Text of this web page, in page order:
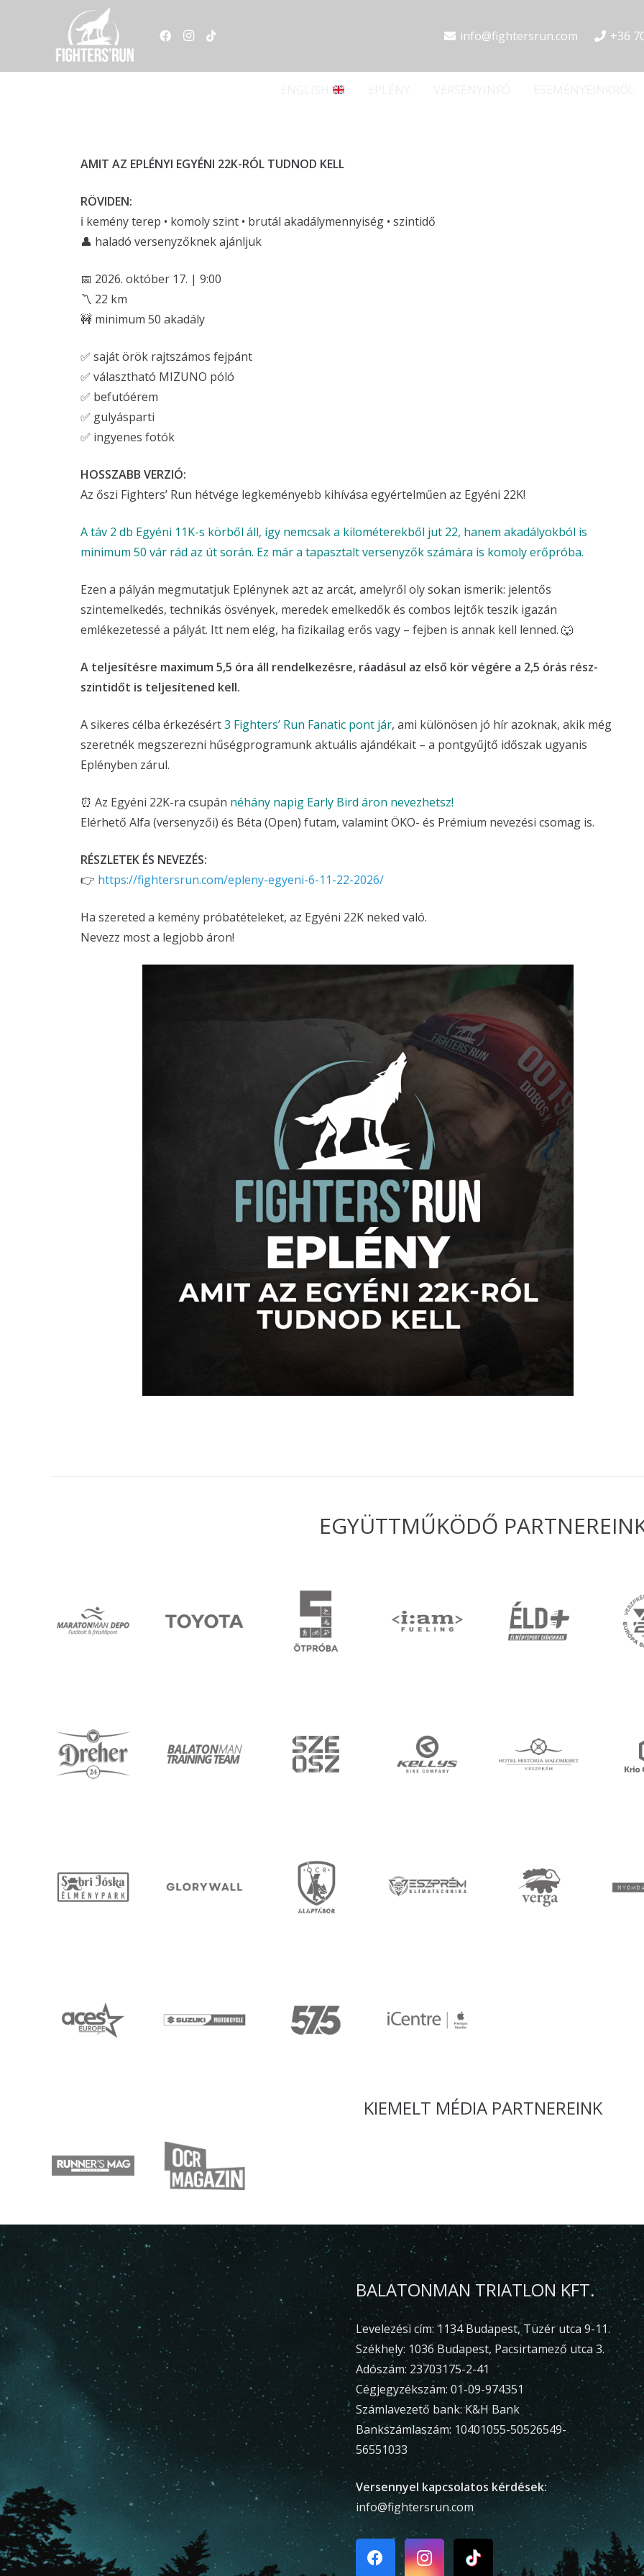
info@fightersrun.com +36
AMIT AZ EPLÉNYI EGYÉNI 22K-RÓL TUDNOD KELL
RÖVIDEN:
ℹ️ kemény terep • komoly szint • brutál akadálymennyiség • szintidő
👤 haladó versenyzőknek ajánljuk
📅 2026. október 17. | 9:00
〽️ 22 km
🚧 minimum 50 akadály
✅ saját örök rajtszámos fejpánt
✅ választható MIZUNO póló
✅ befutóérem
✅ gulyásparti
✅ ingyenes fotók
HOSSZABB VERZIÓ:
Az őszi Fighters’ Run hétvége legkeményebb kihívása egyértelműen az Egyéni 22K!
A táv 2 db Egyéni 11K-s körből áll, így nemcsak a kilométerekből jut 22, hanem akadályokból is
minimum 50 vár rád az út során. Ez már a tapasztalt versenyzők számára is komoly erőpróba.
Ezen a pályán megmutatjuk Eplénynek azt az arcát, amelyről oly sokan ismerik: jelentős
szintemelkedés, technikás ösvények, meredek emelkedők és combos lejtők teszik igazán
emlékezetessé a pályát. Itt nem elég, ha fizikailag erős vagy – fejben is annak kell lenned. 🐺
A teljesítésre maximum 5,5 óra áll rendelkezésre, ráadásul az első kör végére a 2,5 órás rész-
szintidőt is teljesítened kell.
A sikeres célba érkezésért3 Fighters’ Run Fanatic pont jár, ami különösen jó hír azoknak, akik még
szeretnék megszerezni hűségprogramunk aktuális ajándékait – a pontgyűjtő időszak ugyanis
Eplényben zárul.
⏰ Az Egyéni 22K-ra csupán néhány napig Early Bird áron nevezhetsz!
Elérhető Alfa (versenyzői) és Béta (Open) futam, valamint ÖKO- és Prémium nevezési csomag is.
RÉSZLETEK ÉS NEVEZÉS:
👉 https://fightersrun.com/epleny-egyeni-6-11-22-2026/
Ha szereted a kemény próbatételeket, az Egyéni 22K neked való.
Nevezz most a legjobb áron!
EGYÜTTMŰKÖDŐ
KIEMELT MÉDIA PARTNEREINK
BALATONMAN TRIATLON KFT.
Levelezési cím: 1134 Budapest, Tüzér utca 9-11.
Székhely: 1036 Budapest, Pacsirtamező utca 3.
Adószám: 23703175-2-41
Cégjegyzékszám: 01-09-974351
Számlavezető bank: K&H Bank
Bankszámlaszám: 10401055-50526549-
56551033
Versennyel kapcsolatos kérdések:
info@fightersrun.com